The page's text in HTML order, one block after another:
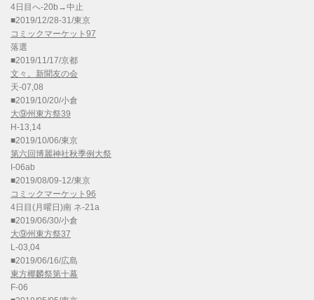
4日目へ-20b→中止
■2019/12/28-31/東京
コミックマーケット97
落選
■2019/11/17/京都
文々。新聞友の会
天-07,08
■2019/10/20/小倉
大⑨州東方祭39
H-13,14
■2019/10/06/東京
第六回博麗神社秋季例大祭
I-06ab
■2019/08/09-12/東京
コミックマーケット96
4日目(月曜日)南 ネ-21a
■2019/06/30/小倉
大⑨州東方祭37
L-03,04
■2019/06/16/広島
東方椰麟祭第十幕
F-06